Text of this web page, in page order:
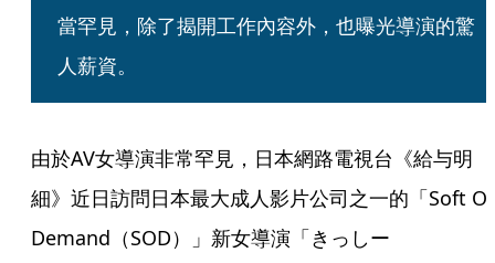
當罕見，除了揭開工作內容外，也曝光導演的驚
人薪資。
由於AV女導演非常罕見，日本網路電視台《給与明
細》近日訪問日本最大成人影片公司之一的「Soft
Demand（SOD）」新女導演「きっしー